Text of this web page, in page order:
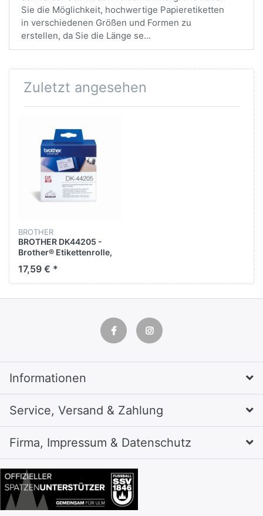
Sie die Möglichkeit, hochwertige Papieretiketten
in verschiedenen Größen und Formen zu
erstellen, da Sie die Länge se...
Zuletzt angesehen
BROTHER
BROTHER DK44205 -
Brother® Etikettenrolle,
Endlos, DK-44205,
Selbstklebend, Ablösbar,
Papier, 62 mmx30,48 m,
17,59 € *
Informationen
Service, Versand & Zahlung
Firma, Impressum & Datenschutz